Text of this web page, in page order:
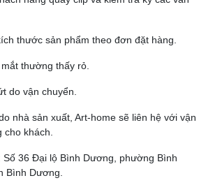
thước sản phẩm theo đơn đặt hàng.
thường thấy rỏ.
do vận chuyển.
nhà sản xuất, Art-home sẽ liên hệ với vận
cho khách.
36 Đại lộ Bình Dương, phường Bình
Bình Dương.